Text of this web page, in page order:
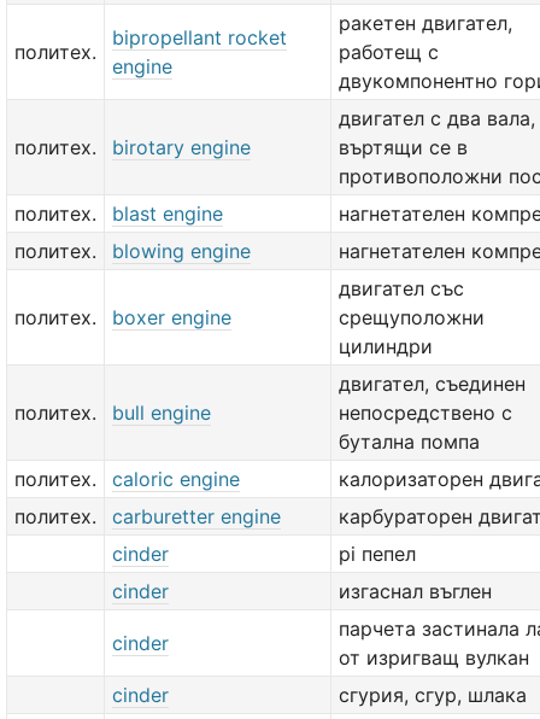
политех.
bipropellant rocket
engine
ракетен двигател,
работещ с
двукомпонентно
политех. birotary engine
двигател с два вала,
въртящи се в
противоположни
политех.
blast engine
нагнетателен
политех.
blowing engine нагнетателен
политех. boxer engine
двигател със
срещуположни
цилиндри
политех. bull engine
двигател, съединен
непосредствено с
бутална помпа
политех.
caloric engine
калоризаторен
политех.
carburetter engine
карбураторен
cinder
pi пепел
cinder
изгаснал въглен
cinder
парчета застинала
от изригващ вулкан
cinder
сгурия, сгур, шлака